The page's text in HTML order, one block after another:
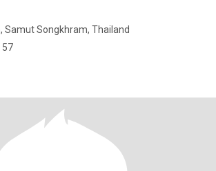
Samut Songkhram, Thailand
57